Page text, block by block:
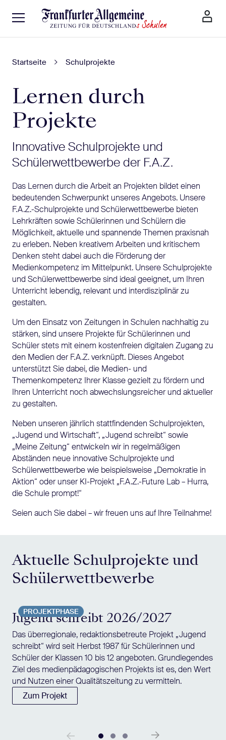
Startseite Schulprojekte
Lernen durch
Projekte
Innovative Schulprojekte und
Schülerwettbewerbe der F.A.Z.
Das Lernen durch die Arbeit an Projekten bildet einen
bedeutenden Schwerpunkt unseres Angebots. Unsere
F.A.Z.-Schulprojekte und Schülerwettbewerbe bieten
Lehrkräften sowie Schülerinnen und Schülern die
Möglichkeit, aktuelle und spannende Themen praxisnah
zu erleben. Neben kreativem Arbeiten und kritischem
Denken steht dabei auch die Förderung der
Medienkompetenz im Mittelpunkt. Unsere Schulprojekte
und Schülerwettbewerbe sind ideal geeignet, um Ihren
Unterricht lebendig, relevant und interdisziplinär zu
gestalten.
Um den Einsatz von Zeitungen in Schulen nachhaltig zu
stärken, sind unsere Projekte für Schülerinnen und
Schüler stets mit einem kostenfreien digitalen Zugang zu
den Medien der F.A.Z. verknüpft. Dieses Angebot
unterstützt Sie dabei, die Medien- und
Themenkompetenz Ihrer Klasse gezielt zu fördern und
Ihren Unterricht noch abwechslungsreicher und aktueller
zu gestalten.
Neben unseren jährlich stattfindenden Schulprojekten,
„Jugend und Wirtschaft“, „Jugend schreibt“ sowie
„Meine Zeitung“ entwickeln wir in regelmäßigen
Abständen neue innovative Schulprojekte und
Schülerwettbewerbe wie beispielsweise „Demokratie in
Aktion“ oder unser KI-Projekt „F.A.Z.-Future Lab – Hurra,
die Schule prompt!“
Seien auch Sie dabei – wir freuen uns auf Ihre Teilnahme!
Aktuelle Schulprojekte und
Schülerwettbewerbe
PROJEKTPHASE
Jugend schreibt 2026/2027
Das überregionale, redaktionsbetreute Projekt „Jugend
schreibt“ wird seit Herbst 1987 für Schülerinnen und
Schüler der Klassen 10 bis 12 angeboten. Grundlegendes
Ziel des medienpädagogischen Projekts ist es, den Wert
und Nutzen einer Qualitätszeitung zu vermitteln.
Zum Projekt